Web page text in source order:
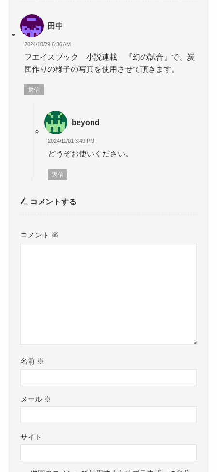
田中
2024/10/29 6:36 AM
フエイスブック 小説連載 『幻の試合』で、炭
団作りの様子の写真を使用させて頂きます。
返信
beyond
2024/11/01 3:49 PM
どうぞお使いください。
返信
コメントする
コメント ※
名前 ※
メール ※
サイト